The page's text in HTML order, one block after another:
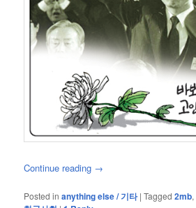
Continue reading →
Posted in anything else / 기타 |Tagged 2mb,